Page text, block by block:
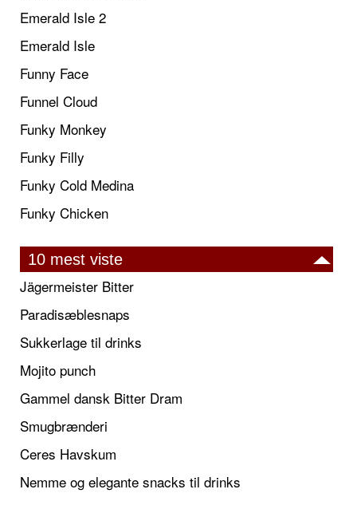
Emerald Isle 2
Emerald Isle
Funny Face
Funnel Cloud
Funky Monkey
Funky Filly
Funky Cold Medina
Funky Chicken
10 mest viste
Jägermeister Bitter
Paradisæblesnaps
Sukkerlage til drinks
Mojito punch
Gammel dansk Bitter Dram
Smugbrænderi
Ceres Havskum
Nemme og elegante snacks til drinks